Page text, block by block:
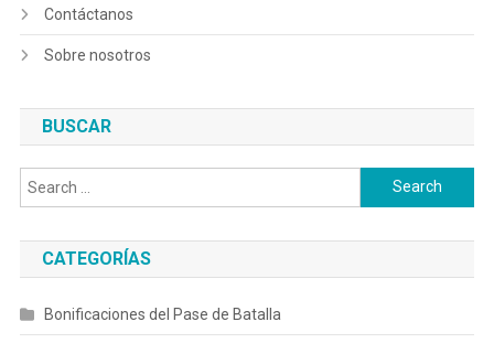
Contáctanos
Sobre nosotros
BUSCAR
Search
for:
CATEGORÍAS
Bonificaciones del Pase de Batalla